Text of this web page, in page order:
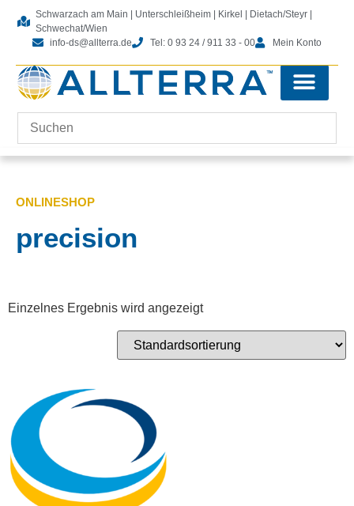
Schwarzach am Main | Unterschleißheim | Kirkel | Dietach/Steyr |
Schwechat/Wien
info-ds@allterra.de
Tel: 0 93 24 / 911 33 - 00 Mein Konto
ONLINESHOP
precision
Einzelnes Ergebnis wird angezeigt